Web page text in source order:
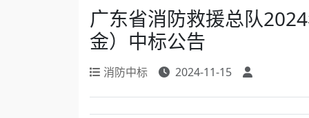
广东省消防救援总队
金）中标公告
消防中标 2024-11-15